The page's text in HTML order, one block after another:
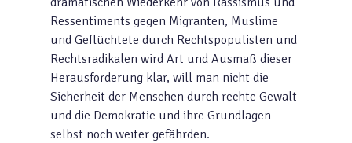
Ressentiments gegen Migranten, Muslime
und Geflüchtete durch Rechtspopulisten und
Rechtsradikalen wird Art und Ausmaß dieser
Herausforderung klar, will man nicht die
Sicherheit der Menschen durch rechte Gewalt
und die Demokratie und ihre Grundlagen
selbst noch weiter gefährden.